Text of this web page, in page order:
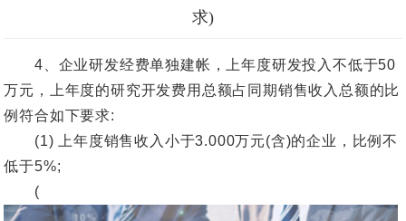
求)
4、企业研发经费单独建帐，上年度研发投入不低于50
万元，上年度的研究开发费用总额占同期销售收入总额的比
例符合如下要求:
(1) 上年度销售收入小于3.000万元(含)的企业，比例不
低于5%;
(